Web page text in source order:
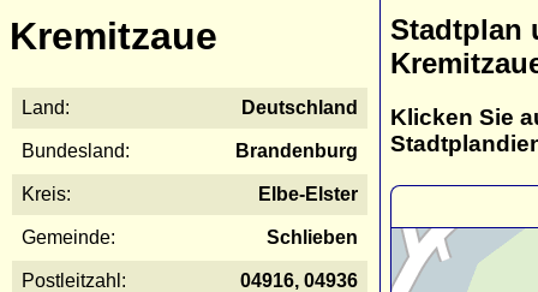
Kremitzaue
Land: Deutschland
Bundesland: Brandenburg
Kreis: Elbe-Elster
Gemeinde: Schlieben
Postleitzahl: 04916, 04936
Stadtplan
Klicken Sie